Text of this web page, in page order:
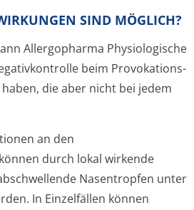
SIND MÖGLICH?
Allergopharma Physiologische
beim Provokations-
die aber nicht bei jedem
an den
durch lokal wirkende
Nasentropfen unter
In Einzelfällen können